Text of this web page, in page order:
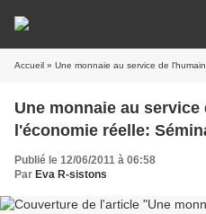
Accueil » Une monnaie au service de l'humain et
Une monnaie au
l'économie réelle:
Publié le 12/06/2011 à 06:58
Par Eva R-sistons